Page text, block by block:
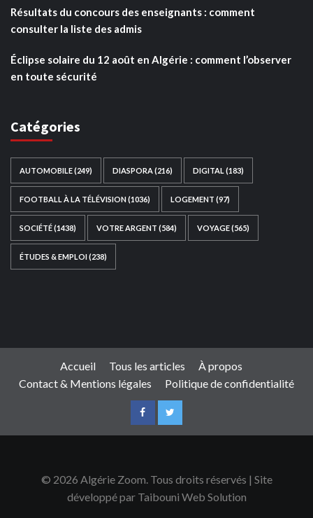
Résultats du concours des enseignants : comment
consulter la liste des admis
Éclipse solaire du 12 août en Algérie : comment l’observer
en toute sécurité
Catégories
AUTOMOBILE(249) DIASPORA (216) DIGITAL (183)
FOOTBALL À LA TÉLÉVISION(1036) LOGEMENT (97)
SOCIÉTÉ(1438) VOTRE ARGENT (584) VOYAGE(565)
ÉTUDES & EMPLOI(238)
Accueil Tous les articles
À propos
Contact & Mentions légales
Politique de confidentialité
© 2026 Algérie Zoom. Tous droits réservés | Site
développé par Taibouni Web Solution